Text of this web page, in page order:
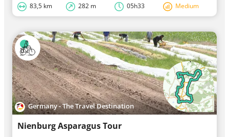
83,5 km 282 m 05h33 Medium
Germany - The Travel Destination
Nienburg Asparagus Tour